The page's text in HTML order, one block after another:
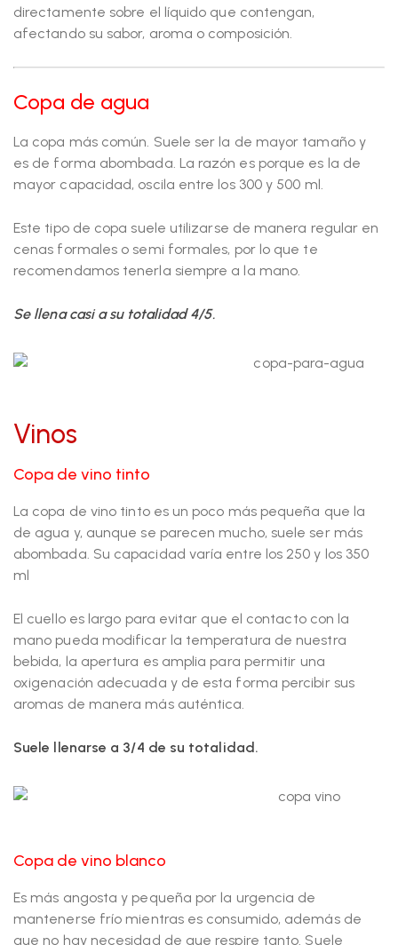
directamente sobre el líquido que contengan,
afectando su sabor, aroma o composición.
Copa de agua
La copa más común. Suele ser la de mayor tamaño y
es de forma abombada. La razón es porque es la de
mayor capacidad, oscila entre los 300 y 500 ml.
Este tipo de copa suele utilizarse de manera regular en
cenas formales o semi formales, por lo que te
recomendamos tenerla siempre a la mano.
Se llena casi a su totalidad 4/5.
Vinos
Copa de vino tinto
La copa de vino tinto es un poco más pequeña que la
de agua y, aunque se parecen mucho, suele ser más
abombada. Su capacidad varía entre los 250 y los 350
ml
El cuello es largo para evitar que el contacto con la
mano pueda modificar la temperatura de nuestra
bebida, la apertura es amplia para permitir una
oxigenación adecuada y de esta forma percibir sus
aromas de manera más auténtica.
Suele llenarse a 3/4 de su totalidad.
Copa de vino blanco
Es más angosta y pequeña por la urgencia de
mantenerse frío mientras es consumido, además de
que no hay necesidad de que respire tanto. Suele